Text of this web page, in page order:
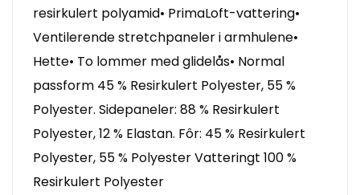
resirkulert polyamid• PrimaLoft-vattering•
Ventilerende stretchpaneler i armhulene•
Hette• To lommer med glidelås• Normal
passform 45 % Resirkulert Polyester, 55 %
Polyester. Sidepaneler: 88 % Resirkulert
Polyester, 12 % Elastan. Fôr: 45 % Resirkulert
Polyester, 55 % Polyester Vatteringt 100 %
Resirkulert Polyester